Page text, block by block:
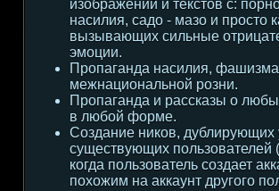
изображений и текстов с:
насилия, садо - мазо и просто
вызывающих сильные
эмоции.
Пропаганда насилия,
межнациональной розни.
Пропаганда и рассказы о
в любой форме.
Создание ников, дублирующих
существующих пользователей
когда пользователь создает
похожим на аккаунт другого